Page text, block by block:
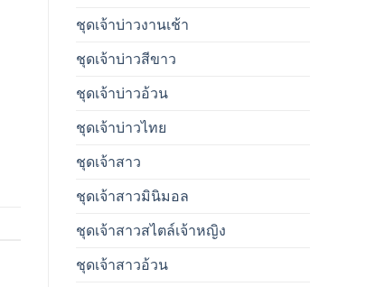
ชุดเจ้าบ่าวงานเช้า
ชุดเจ้าบ่าวสีขาว
ชุดเจ้าบ่าวอ้วน
ชุดเจ้าบ่าวไทย
ชุดเจ้าสาว
ชุดเจ้าสาวมินิมอล
ชุดเจ้าสาวสไตล์เจ้าหญิง
ชุดเจ้าสาวอ้วน